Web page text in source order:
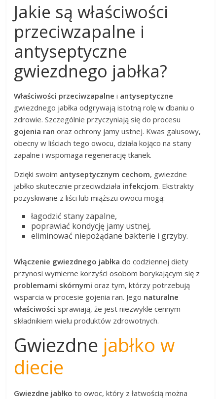
Jakie są właściwości
przeciwzapalne i
antyseptyczne
gwiezdnego jabłka?
Właściwości przeciwzapalne i antyseptyczne
gwiezdnego jabłka odgrywają istotną rolę w dbaniu o
zdrowie. Szczególnie przyczyniają się do procesu
gojenia ran oraz ochrony jamy ustnej. Kwas galusowy,
obecny w liściach tego owocu, działa kojąco na stany
zapalne i wspomaga regenerację tkanek.
Dzięki swoim antyseptycznym cechom, gwiezdne
jabłko skutecznie przeciwdziała infekcjom. Ekstrakty
pozyskiwane z liści lub miąższu owocu mogą:
łagodzić stany zapalne,
poprawiać kondycję jamy ustnej,
eliminować niepożądane bakterie i grzyby.
Włączenie gwiezdnego jabłka do codziennej diety
przynosi wymierne korzyści osobom borykającym się z
problemami skórnymi oraz tym, którzy potrzebują
wsparcia w procesie gojenia ran. Jego naturalne
właściwości sprawiają, że jest niezwykle cennym
składnikiem wielu produktów zdrowotnych.
Gwiezdne jabłko w
diecie
Gwiezdne jabłko to owoc, który z łatwością można